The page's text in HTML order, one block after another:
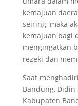
kemajuan
seiring, maka
kemajuan bagi
mengingatkan
rezeki dan
Saat
Bandung, Didin
Kabupaten